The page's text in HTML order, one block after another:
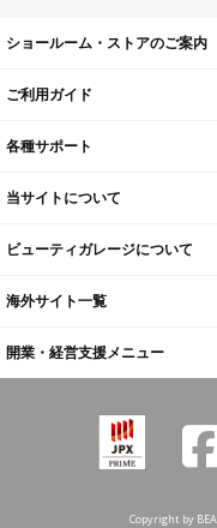
ショールーム・ストアのご案内
ご利用ガイド
各種サポート
当サイトについて
ビューティガレージについて
海外サイト一覧
開業・経営支援メニュー
Copyright by